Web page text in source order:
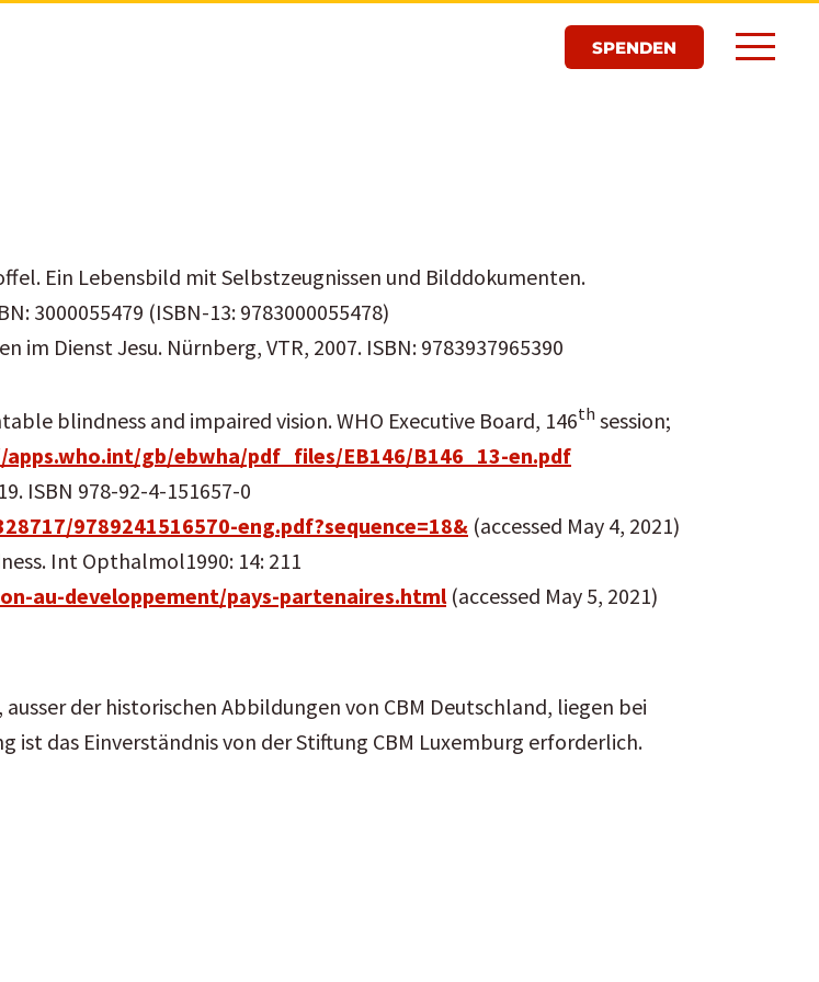
SPENDEN
Ein Lebensbild mit Selbstzeugnissen und Bilddokumenten.
3000055479 (ISBN-13: 9783000055478)
im Dienst Jesu. Nürnberg, VTR, 2007. ISBN: 9783937965390
blindness and impaired vision. WHO Executive Board, 146thsession;
gb/ebwha/pdf_files/EB146/B146_13-en.pdf
ISBN 978-92-4-151657-0
9789241516570-eng.pdf?sequence=18& (accessed May 4, 2021)
Int Opthalmol1990: 14: 211
au-developpement/pays-partenaires.html (accessed May 5, 2021)
der historischen Abbildungen von CBM Deutschland, liegen bei
ist das Einverständnis von der Stiftung CBM Luxemburg erforderlich.